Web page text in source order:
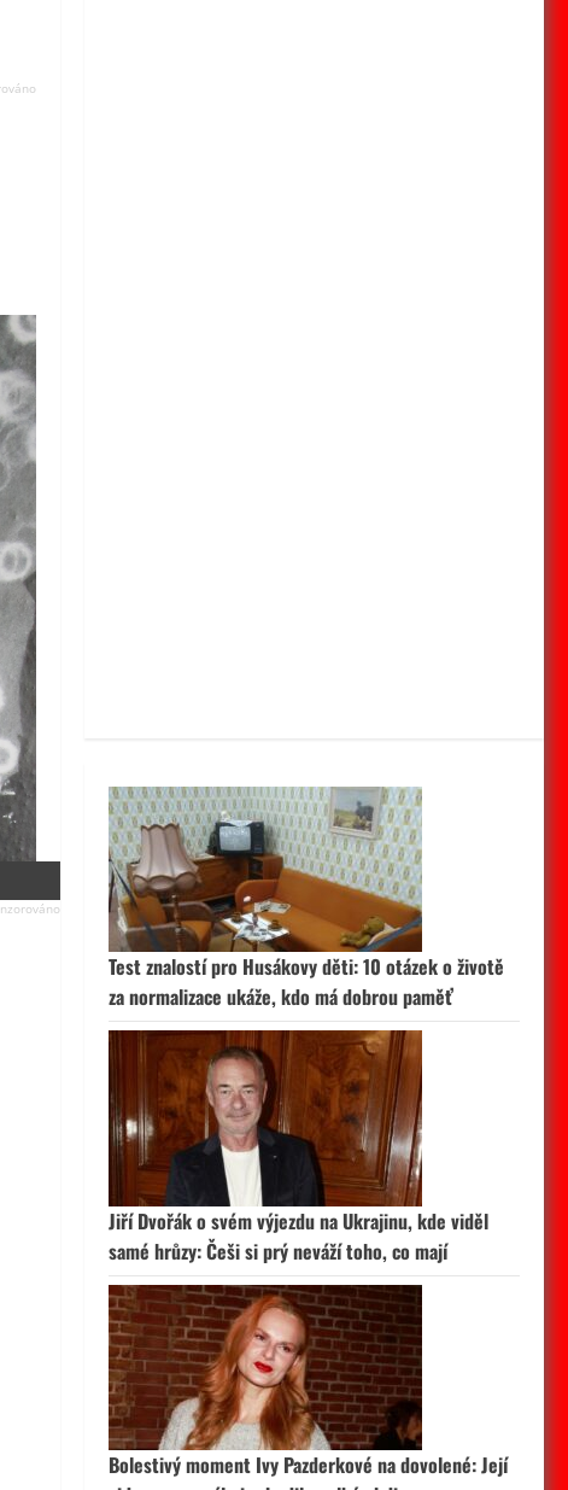
Test znalostí pro Husákovy děti: 10 otázek o životě
za normalizace ukáže, kdo má dobrou paměť
Jiří Dvořák o svém výjezdu na Ukrajinu, kde viděl
samé hrůzy: Češi si prý neváží toho, co mají
Bolestivý moment Ivy Pazderkové na dovolené: Její